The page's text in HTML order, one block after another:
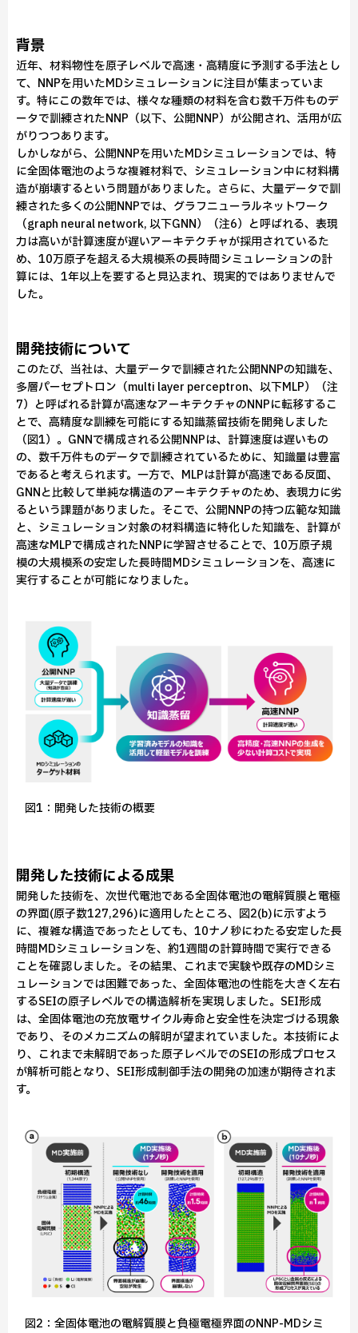
背景
近年、材料物性を原子レベルで高速・高精度に予測する手法とし
て、NNPを用いたMDシミュレーションに注目が集まっていま
す。特にこの数年では、様々な種類の材料を含む数千万件ものデ
ータで訓練されたNNP（以下、公開NNP）が公開され、活用が広
がりつつあります。
しかしながら、公開NNPを用いたMDシミュレーションでは、特
に全固体電池のような複雑材料で、シミュレーション中に材料構
造が崩壊するという問題がありました。さらに、大量データで訓
練された多くの公開NNPでは、グラフニューラルネットワーク
（graph neural network, 以下GNN）（注6）と呼ばれる、表現
力は高いが計算速度が遅いアーキテクチャが採用されているた
め、10万原子を超える大規模系の長時間シミュレーションの計
算には、1年以上を要すると見込まれ、現実的ではありませんで
した。
開発技術について
このたび、当社は、大量データで訓練された公開NNPの知識を、
多層パーセプトロン（multi layer perceptron、以下MLP）（注
7）と呼ばれる計算が高速なアーキテクチャのNNPに転移するこ
とで、高精度な訓練を可能にする知識蒸留技術を開発しました
（図1）。GNNで構成される公開NNPは、計算速度は遅いもの
の、数千万件ものデータで訓練されているために、知識量は豊富
であると考えられます。一方で、MLPは計算が高速である反面、
GNNと比較して単純な構造のアーキテクチャのため、表現力に劣
るという課題がありました。そこで、公開NNPの持つ広範な知識
と、シミュレーション対象の材料構造に特化した知識を、計算が
高速なMLPで構成されたNNPに学習させることで、10万原子規
模の大規模系の安定した長時間MDシミュレーションを、高速に
実行することが可能になりました。
図1：開発した技術の概要
開発した技術による成果
開発した技術を、次世代電池である全固体電池の電解質膜と電極
の界面(原子数127,296)に適用したところ、図2(b)に示すよう
に、複雑な構造であったとしても、10ナノ秒にわたる安定した長
時間MDシミュレーションを、約1週間の計算時間で実行できる
ことを確認しました。その結果、これまで実験や既存のMDシミ
ュレーションでは困難であった、全固体電池の性能を大きく左右
するSEIの原子レベルでの構造解析を実現しました。SEI形成
は、全固体電池の充放電サイクル寿命と安全性を決定づける現象
であり、そのメカニズムの解明が望まれていました。本技術によ
り、これまで未解明であった原子レベルでのSEIの形成プロセス
が解析可能となり、SEI形成制御手法の開発の加速が期待されま
す。
図2：全固体電池の電解質膜と負極電極界面のNNP-MDシミ